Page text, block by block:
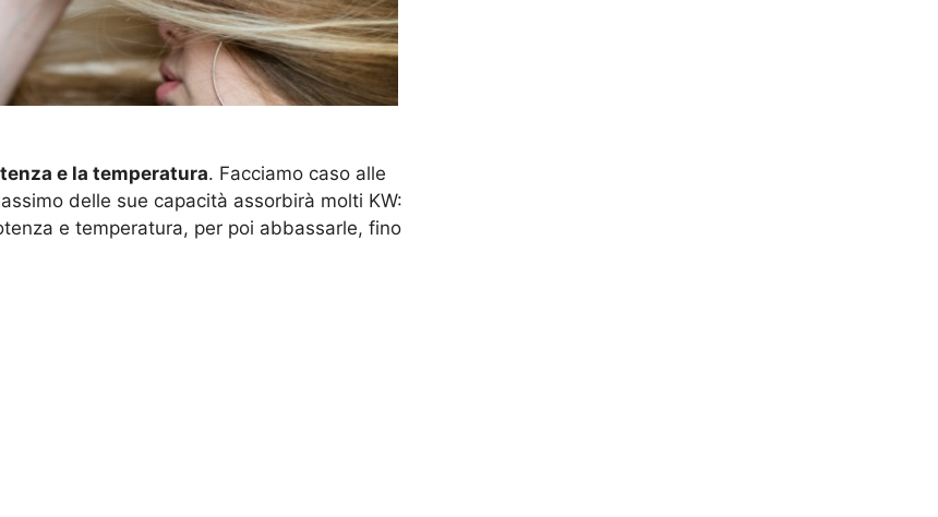
e la temperatura. Facciamo caso alle
delle sue capacità assorbirà molti KW:
e temperatura, per poi abbassarle, fino